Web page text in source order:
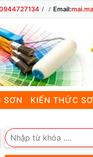
Email:
SƠN KIẾN THỨC